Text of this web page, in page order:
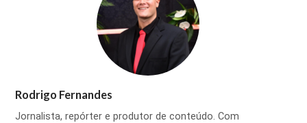
Rodrigo Fernandes
Jornalista, repórter e produtor de conteúdo. Com